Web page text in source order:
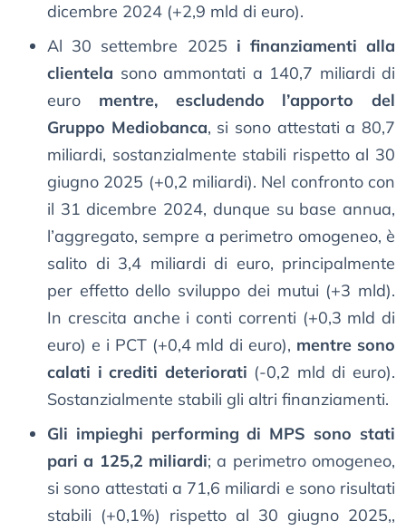
dicembre 2024 (+2,9 mld di euro).
Al 30 settembre 2025 i finanziamenti alla
clientela sono ammontati a 140,7 miliardi di
euro mentre, escludendo l’apporto del
Gruppo Mediobanca, si sono attestati a 80,7
miliardi, sostanzialmente stabili rispetto al 30
giugno 2025 (+0,2 miliardi). Nel confronto con
il 31 dicembre 2024, dunque su base annua,
l’aggregato, sempre a perimetro omogeneo, è
salito di 3,4 miliardi di euro, principalmente
per effetto dello sviluppo dei mutui (+3 mld).
In crescita anche i conti correnti (+0,3 mld di
euro) e i PCT (+0,4 mld di euro), mentre sono
calati i crediti deteriorati (-0,2 mld di euro).
Sostanzialmente stabili gli altri finanziamenti.
Gli impieghi performing di MPS sono stati
pari a 125,2 miliardi; a perimetro omogeneo,
si sono attestati a 71,6 miliardi e sono risultati
stabili (+0,1%) rispetto al 30 giugno 2025,,